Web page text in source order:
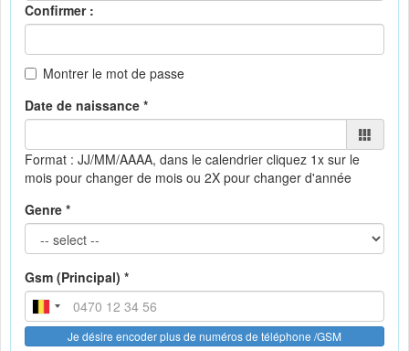
Confirmer :
Montrer le mot de passe
Date de naissance *
Format : JJ/MM/AAAA, dans le calendrier cliquez 1x sur le
mois pour changer de mois ou 2X pour changer d'année
Genre *
Gsm (Principal) *
Je désire encoder plus de numéros de téléphone /GSM